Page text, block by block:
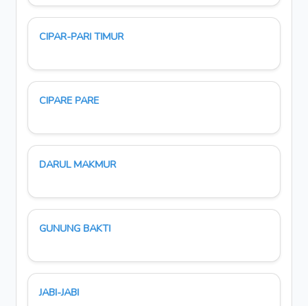
CIPAR-PARI TIMUR
CIPARE PARE
DARUL MAKMUR
GUNUNG BAKTI
JABI-JABI